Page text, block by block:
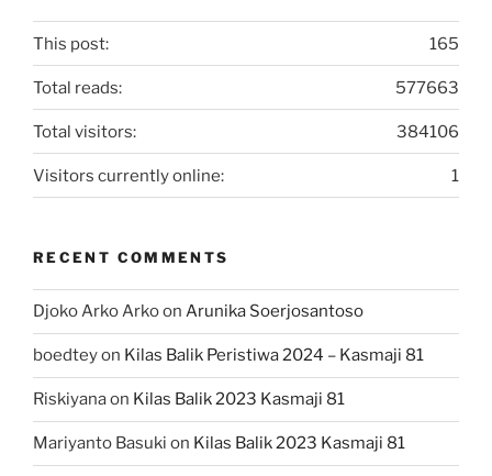
165
This post:
577663
Total reads:
384106
Total visitors:
1
Visitors currently online:
RECENT COMMENTS
Djoko Arko Arkoon Arunika Soerjosantoso
boedteyon Kilas Balik Peristiwa 2024 – Kasmaji 81
Riskiyanaon Kilas Balik 2023 Kasmaji 81
Mariyanto Basuki on Kilas Balik 2023 Kasmaji 81